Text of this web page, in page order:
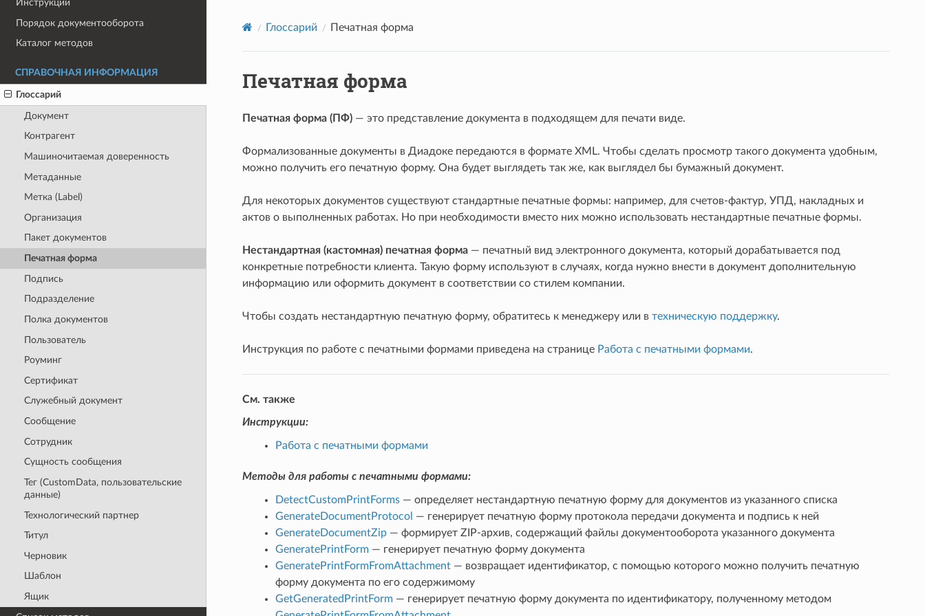
Инструкции
Порядок документооборота
Каталог методов
СПРАВОЧНАЯ ИНФОРМАЦИЯ
Глоссарий
Документ
Контрагент
Машиночитаемая доверенность
Метаданные
Метка (Label)
Организация
Пакет документов
Печатная форма
Подпись
Подразделение
Полка документов
Пользователь
Роуминг
Сертификат
Служебный документ
Сообщение
Сотрудник
Сущность сообщения
Тег (CustomData, пользовательские
данные)
Технологический партнер
Титул
Черновик
Шаблон
Ящик
Глоссарий Печатная форма
Печатная форма
Печатная форма (ПФ)— это представление документа в подходящем для печати виде.
Формализованные документы в Диадоке передаются в формате XML. Чтобы сделать просмотр такого документа удобным,
можно получить его печатную форму. Она будет выглядеть так же, как выглядел бы бумажный документ.
Для некоторых документов существуют стандартные печатные формы: например, для счетов-фактур, УПД, накладных и
актов о выполненных работах. Но при необходимости вместо них можно использовать нестандартные печатные формы.
Нестандартная (кастомная) печатная форма— печатный вид электронного документа, который дорабатывается под
конкретные потребности клиента. Такую форму используют в случаях, когда нужно внести в документ дополнительную
информацию или оформить документ в соответствии со стилем компании.
Чтобы создать нестандартную печатную форму, обратитесь к менеджеру или в техническую поддержку.
Инструкция по работе с печатными формами приведена на странице Работа с печатными формами.
См. также
Инструкции:
Работа с печатными формами
Методы для работы с печатными формами:
DetectCustomPrintForms— определяет нестандартную печатную форму для документов из указанного списка
GenerateDocumentProtocol — генерирует печатную форму протокола передачи документа и подпись к ней
GenerateDocumentZip— формирует ZIP-архив, содержащий файлы документооборота указанного документа
GeneratePrintForm— генерирует печатную форму документа
GeneratePrintFormFromAttachment— возвращает идентификатор, с помощью которого можно получить печатную
форму документа по его содержимому
GetGeneratedPrintForm— генерирует печатную форму документа по идентификатору, полученному методом